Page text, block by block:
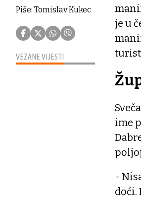
Piše: Tomislav Kukec
VEZANE VIJESTI
je u
ime
-
doći.